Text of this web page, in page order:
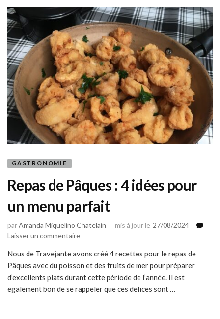
étoiles
?
GASTRONOMIE
Repas de Pâques : 4 idées pour
un menu parfait
parAmanda Miquelino Chatelain mis à jour le 27/08/2024
Laisser un commentairesur
de
Pâques
:
4
Nous de Travejante avons créé 4 recettes pour le repas de
Pâques avec du poisson et des fruits de mer pour préparer
d’excellents plats durant cette période de l’année. Il est
également bon de se rappeler que ces délices sont …